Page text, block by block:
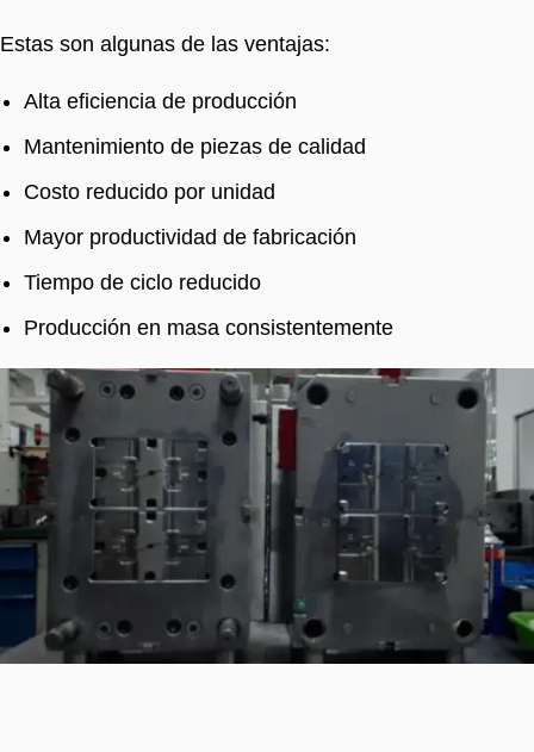
Estas son algunas de las ventajas:
Alta eficiencia de producción
Mantenimiento de piezas de calidad
Costo reducido por unidad
Mayor productividad de fabricación
Tiempo de ciclo reducido
Producción en masa consistentemente